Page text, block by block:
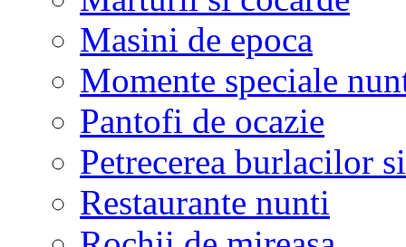
Masini de epoca
Momente speciale
Pantofi de ocazie
Petrecerea burlacilor
Restaurante nunti